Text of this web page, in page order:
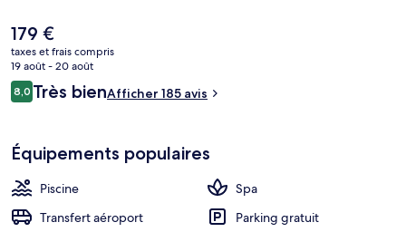
l'établissement La Table du Bouregreg, qui est ouvert à l'heure du
petit déjeuner, du déjeuner et du dîner. Cet hôtel de luxe abrite en
outre 2 bars/lounges, une piscine extérieure et un bar en bord de
piscine. L'hébergement se situe à une très courte distance à pied
des transports publics : Arrêt de tram Bab Lamrissa se trouve à 9 min
et Arrêt de tram Gare de Salé, à 15 min.
Le
prix
actuel
est
de
179 €
taxes et frais compris
19 août - 20 août
Avis
voyageurs
8,08,0 sur 10
Très bienAfficher 185 avis
Équipements populaires
Piscine
Spa
Transfert aéroport
Parking gratuit